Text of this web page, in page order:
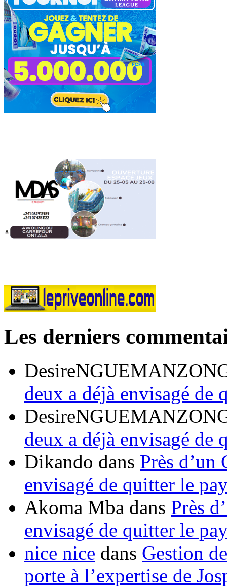
Les derniers
deux a déjà envisagé de
deux a déjà envisagé de
Dikando dans Près d’un
envisagé de quitter le
Akoma Mba dans Près
envisagé de quitter le
nice nice dans Gestion
porte à l’expertise de